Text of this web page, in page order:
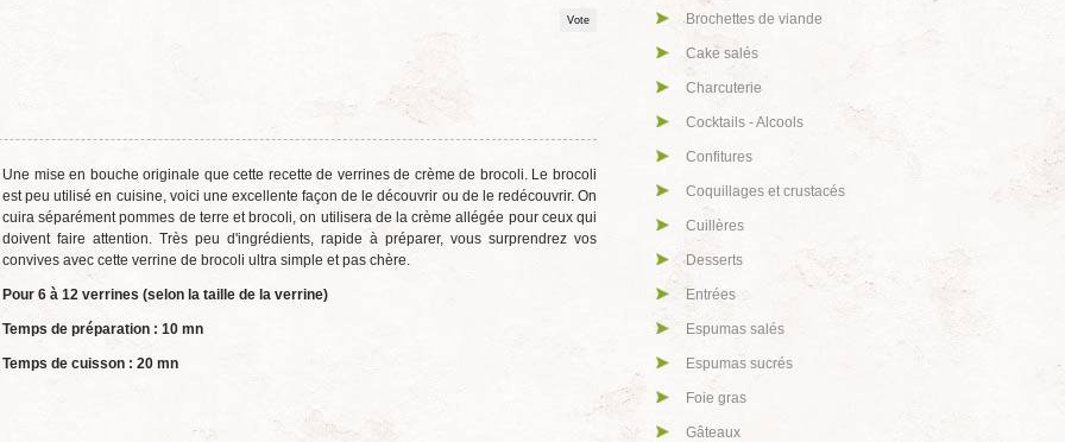
Une mise en bouche originale que cette recette de verrines de crème de brocoli. Le brocoli
est peu utilisé en cuisine, voici une excellente façon de le découvrir ou de le redécouvrir. On
cuira séparément pommes de terre et brocoli, on utilisera de la crème allégée pour ceux qui
doivent faire attention. Très peu d'ingrédients, rapide à préparer, vous surprendrez vos
convives avec cette verrine de brocoli ultra simple et pas chère.
Pour 6 à 12 verrines (selon la taille de la verrine)
Temps de préparation : 10 mn
Temps de cuisson : 20 mn
Brochettes de viande
Cake salés
Charcuterie
Cocktails - Alcools
Confitures
Coquillages et crustacés
Cuillères
Desserts
Entrées
Espumas salés
Espumas sucrés
Foie gras
Gâteaux